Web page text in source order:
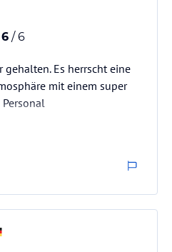
6 / 6
gehalten. Es herrscht eine
mit einem super